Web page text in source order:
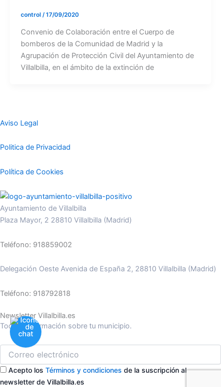
control /17/09/2020
Convenio de Colaboración entre el Cuerpo de
bomberos de la Comunidad de Madrid y la
Agrupación de Protección Civil del Ayuntamiento de
Villalbilla, en el ámbito de la extinción de
Aviso Legal
Politica de Privacidad
Política de Cookies
Ayuntamiento de Villalbilla
Plaza Mayor, 2 28810 Villalbilla (Madrid)
Teléfono: 918859002
Delegación Oeste Avenida de España 2, 28810 Villalbilla (Madrid)
Teléfono: 918792818
Newsletter Villalbilla.es
Toda la información sobre tu municipio.
Acepto los Términos y condiciones de la suscripción al
newsletter de Villalbilla.es